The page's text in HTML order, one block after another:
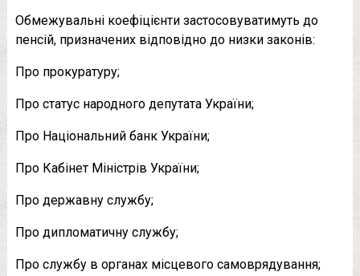
Обмежувальні коефіцієнти застосовуватимуть до
пенсій, призначених відповідно до низки законів:
Про прокуратуру;
Про статус народного депутата України;
Про Національний банк України;
Про Кабінет Міністрів України;
Про державну службу;
Про дипломатичну службу;
Про службу в органах місцевого самоврядування;